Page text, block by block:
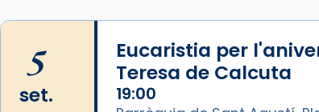
Imatge: Generada amb IA
(OpenAI)
Video
View on Facebook
5
set.
Eucaristia per
Teresa de Calcuta
19:00